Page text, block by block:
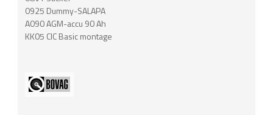
0925 Dummy-SALAPA
A090 AGM-accu 90 Ah
KK05 CIC Basic montage